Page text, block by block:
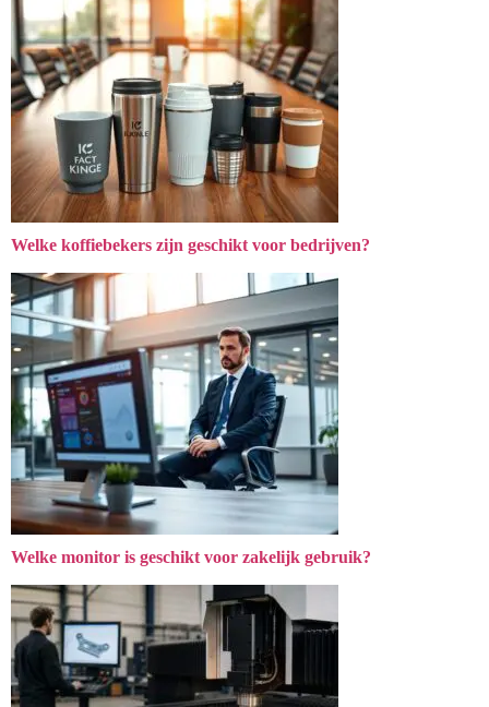
Welke koffiebekers zijn geschikt voor bedrijven?
Welke monitor is geschikt voor zakelijk gebruik?